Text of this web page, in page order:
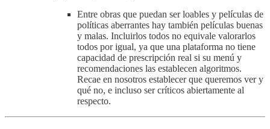
Entre obras que puedan ser loables y películas de
políticas aberrantes hay también películas buenas
y malas. Incluirlos todos no equivale valorarlos
todos por igual, ya que una plataforma no tiene
capacidad de prescripción real si su menú y
recomendaciones las establecen algoritmos.
Recae en nosotros establecer que queremos ver y
qué no, e incluso ser críticos abiertamente al
respecto.